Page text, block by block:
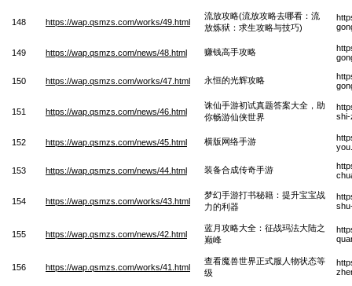
148 https://wap.qsmzs.com/works/49.html
流放攻略(流放攻略去哪看：流
放炼狱：求生攻略与技巧)
149 https://wap.qsmzs.com/news/48.html 赚钱高手攻略
150 https://wap.qsmzs.com/works/47.html 永恒的光辉攻略
151 https://wap.qsmzs.com/news/46.html
诛仙手游初试真题答案大全，助
你畅游仙侠世界
shi-
152 https://wap.qsmzs.com/news/45.html 横版网络手游
153 https://wap.qsmzs.com/news/44.html 装备合成传奇手游
154 https://wap.qsmzs.com/works/43.html
梦幻手游打书秘籍：提升宝宝战
力的利器
155 https://wap.qsmzs.com/news/42.html
蓝月攻略大全：征战玛法大陆之
巅峰
156 https://wap.qsmzs.com/works/41.html
查看魔兽世界正式服人物状态等
级